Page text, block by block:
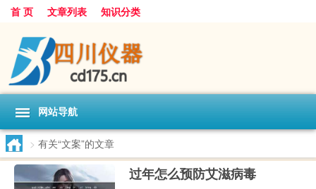
首 页 文章列表 知识分类
网站导航
> 有关“文案”的文章
过年怎么预防艾滋病毒